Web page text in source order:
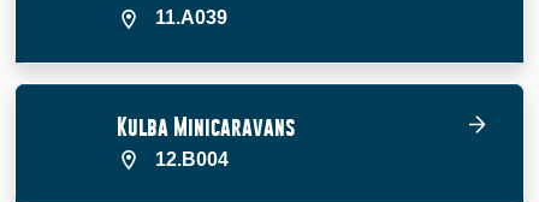
11.A039
Kulba Minicaravans
12.B004